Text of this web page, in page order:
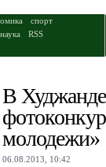
спорт
наука
RSS
В
молодежи»
06.08.2013, 10:42